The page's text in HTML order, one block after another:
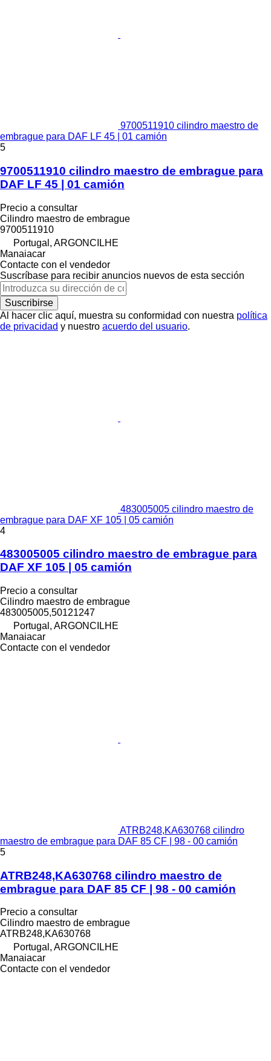
9700511910 cilindro maestro de
embrague para DAF LF 45 | 01 camión
5
9700511910 cilindro maestro de embrague para
DAF LF 45 | 01 camión
Precio a consultar
Cilindro maestro de embrague
9700511910
Portugal, ARGONCILHE
Manaiacar
Contacte con el vendedor
Suscríbase para recibir anuncios nuevos de esta sección
Suscribirse
Al hacer clic aquí, muestra su conformidad con nuestra política
de privacidad y nuestro acuerdo del usuario.
483005005 cilindro maestro de
embrague para DAF XF 105 | 05 camión
4
483005005 cilindro maestro de embrague para
DAF XF 105 | 05 camión
Precio a consultar
Cilindro maestro de embrague
483005005,50121247
Portugal, ARGONCILHE
Manaiacar
Contacte con el vendedor
ATRB248,KA630768 cilindro
maestro de embrague para DAF 85 CF | 98 - 00 camión
5
ATRB248,KA630768 cilindro maestro de
embrague para DAF 85 CF | 98 - 00 camión
Precio a consultar
Cilindro maestro de embrague
ATRB248,KA630768
Portugal, ARGONCILHE
Manaiacar
Contacte con el vendedor